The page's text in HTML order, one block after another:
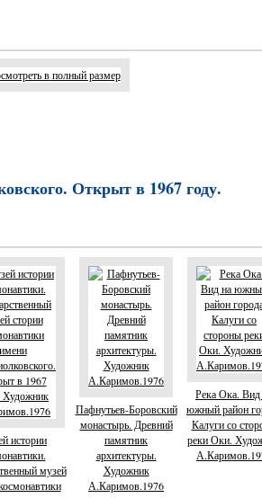
Открыт в 1967 году.
истории
музей
Пафнутьев-Боровский
монастырь. Древний
памятник
архитектуры.
Художник
А.Каримов.1976
Река Ока. Вид
южный район
Калуги со
реки Оки.